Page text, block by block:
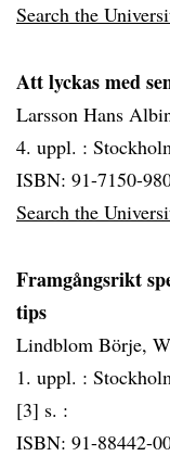
Search the
Att lyckas med
Larsson Hans
4. uppl. :
ISBN: 91-7150-
Search the
Framgångsrikt
tips
Lindblom Börje,
1. uppl. :
[3] s. :
ISBN: 91-88442-